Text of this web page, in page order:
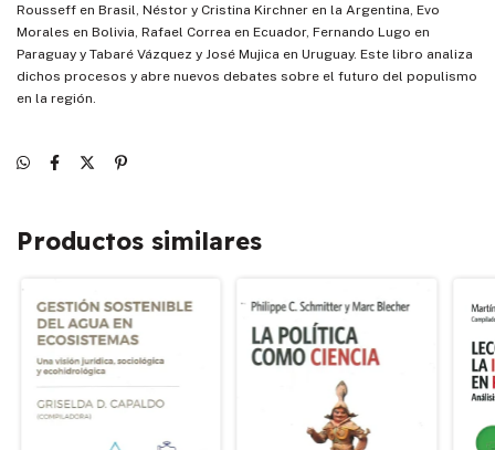
Rousseff en Brasil, Néstor y Cristina Kirchner en la Argentina, Evo
Morales en Bolivia, Rafael Correa en Ecuador, Fernando Lugo en
Paraguay y Tabaré Vázquez y José Mujica en Uruguay. Este libro analiza
dichos procesos y abre nuevos debates sobre el futuro del populismo
en la región.
Productos similares